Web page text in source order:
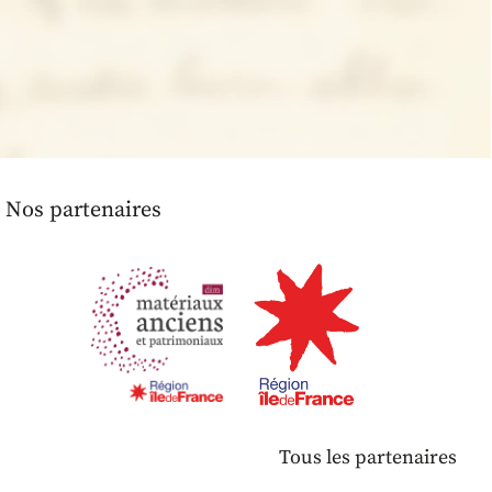
Nos partenaires
Tous les partenaires